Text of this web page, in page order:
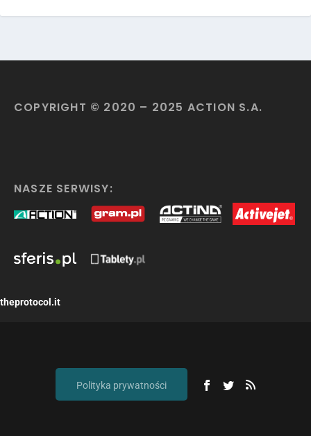
COPYRIGHT © 2020 – 2025 ACTION S.A.
NASZE SERWISY:
theprotocol.it
Polityka prywatności